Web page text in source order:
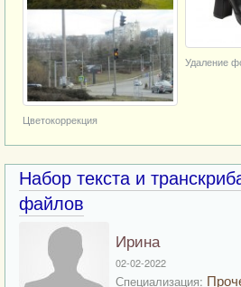
Цветокоррекция
Удаление
Набор текста и
файлов
Ирина
02-02-2022
Специализация: